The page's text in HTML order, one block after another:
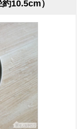
10.5cm）